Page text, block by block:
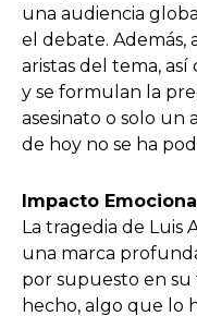
una audiencia
el debate. Además,
aristas del tema,
y se formulan la
asesinato o solo un
de hoy no se ha
Impacto
La tragedia de Luis
una marca
por supuesto en su
hecho, algo que lo